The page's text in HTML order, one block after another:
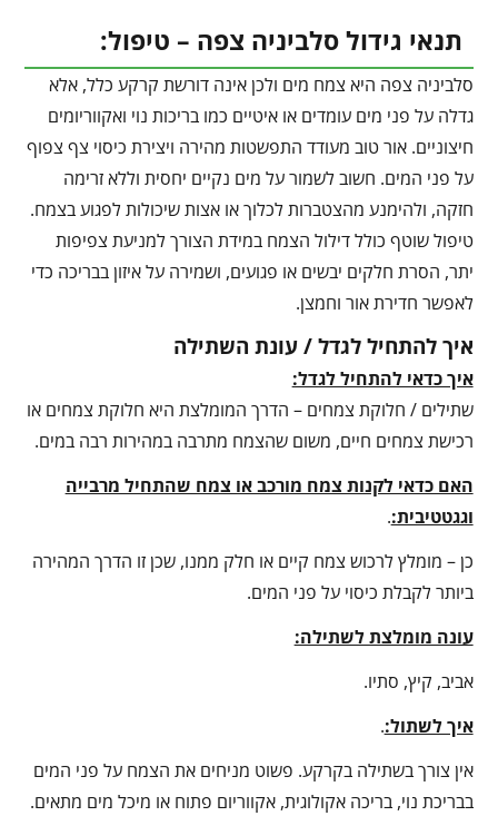
תנאי גידול סלביניה צפה – טיפול:
סלביניה צפה היא צמח מים ולכן אינה דורשת קרקע כלל, אלא
גדלה על פני מים עומדים או איטיים כמו בריכות נוי ואקווריומים
חיצוניים. אור טוב מעודד התפשטות מהירה ויצירת כיסוי צף צפוף
על פני המים. חשוב לשמור על מים נקיים יחסית וללא זרימה
חזקה, ולהימנע מהצטברות לכלוך או אצות שיכולות לפגוע בצמח.
טיפול שוטף כולל דילול הצמח במידת הצורך למניעת צפיפות
יתר, הסרת חלקים יבשים או פגועים, ושמירה על איזון בבריכה כדי
לאפשר חדירת אור וחמצן.
איך להתחיל לגדל / עונת השתילה
איך כדאי להתחיל לגדל:
שתילים / חלוקת צמחים – הדרך המומלצת היא חלוקת צמחים או
רכישת צמחים חיים, משום שהצמח מתרבה במהירות רבה במים.
האם כדאי לקנות צמח מורכב או צמח שהתחיל מרבייה
וגגטטיבית:.
כן – מומלץ לרכוש צמח קיים או חלק ממנו, שכן זו הדרך המהירה
ביותר לקבלת כיסוי על פני המים.
עונה מומלצת לשתילה:
אביב, קיץ, סתיו.
איך לשתול:.
אין צורך בשתילה בקרקע. פשוט מניחים את הצמח על פני המים
בבריכת נוי, בריכה אקולוגית, אקווריום פתוח או מיכל מים מתאים.